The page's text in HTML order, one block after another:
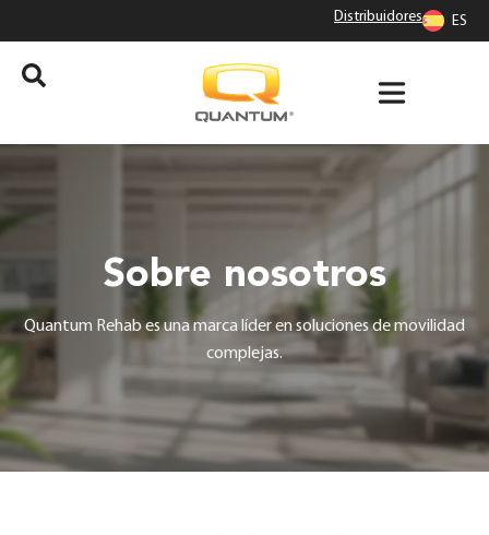
ES
Distribuidores
Sobre nosotros
Quantum Rehab es una marca líder en soluciones de movilidad
complejas.